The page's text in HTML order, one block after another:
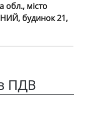
обл., місто
будинок 21,
ПДВ